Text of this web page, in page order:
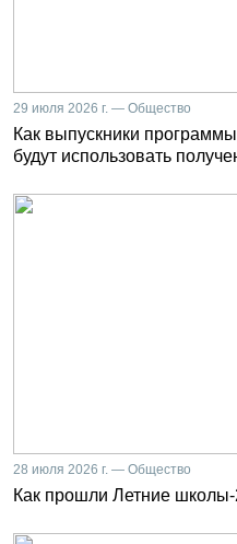
29 июля 2026 г. — Общество
Как выпускники
будут использовать
28 июля 2026 г. — Общество
Как прошли Летние